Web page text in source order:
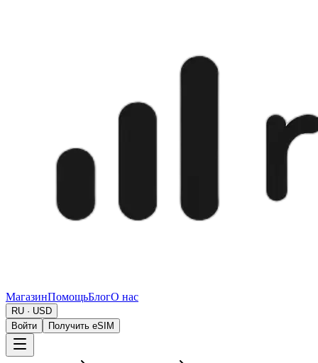
МагазинПомощьБлогО нас
RU · USD
Войти
Получить eSIM